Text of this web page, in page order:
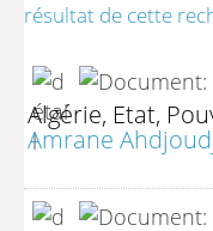
résultat de cette
Algérie, Etat,
Amrane